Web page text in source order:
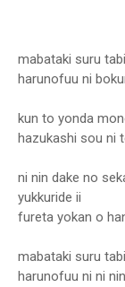
mabataki suru
harunofuu ni
kun to yonda
hazukashi sou ni
ni nin dake no
yukkuride ii
fureta yokan o
mabataki suru
harunofuu ni ni